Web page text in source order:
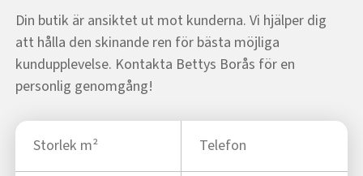
Din butik är ansiktet ut mot kunderna. Vi hjälper dig
att hålla den skinande ren för bästa möjliga
kundupplevelse. Kontakta Bettys Borås för en
personlig genomgång!